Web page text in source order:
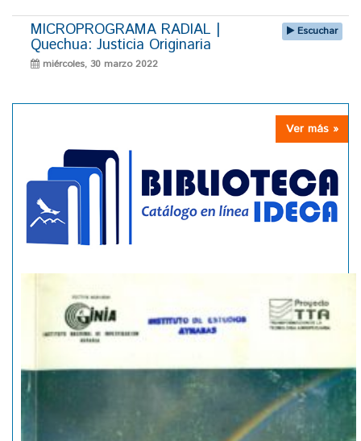
MICROPROGRAMA RADIAL |
Quechua: Justicia Originaria
miércoles, 30 marzo 2022
Escuchar
Ver más »